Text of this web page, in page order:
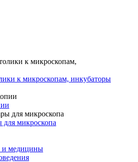
к микроскопам, инкубаторы
для микроскопа
и медицины